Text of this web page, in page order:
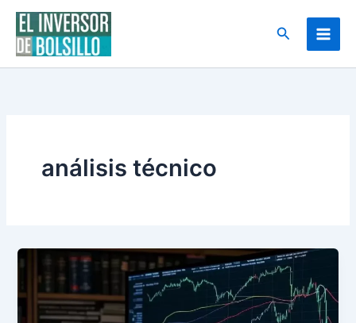
contenido
Buscar
análisis técnico